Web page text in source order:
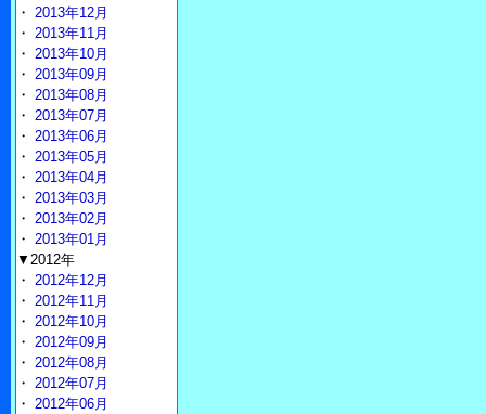
・ 2013年12月
・ 2013年11月
・ 2013年10月
・ 2013年09月
・ 2013年08月
・ 2013年07月
・ 2013年06月
・ 2013年05月
・ 2013年04月
・ 2013年03月
・ 2013年02月
・ 2013年01月
▼2012年
・ 2012年12月
・ 2012年11月
・ 2012年10月
・ 2012年09月
・ 2012年08月
・ 2012年07月
・ 2012年06月